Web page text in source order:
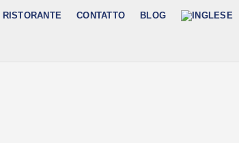
RISTORANTE CONTATTO BLOG